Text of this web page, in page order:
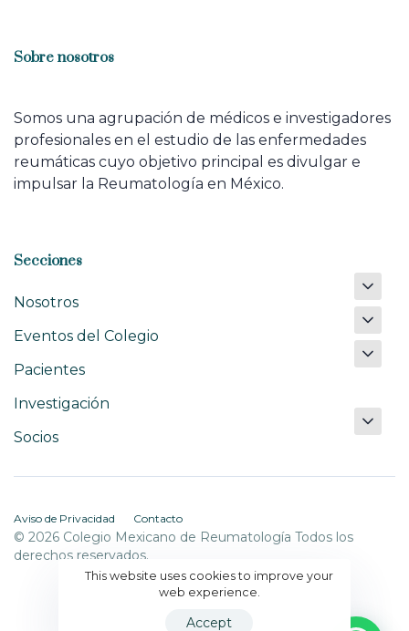
Sobre nosotros
Somos una agrupación de médicos e investigadores
profesionales en el estudio de las enfermedades
reumáticas cuyo objetivo principal es divulgar e
impulsar la Reumatología en México.
Secciones
Nosotros
Eventos del Colegio
Pacientes
Investigación
Socios
Aviso de Privacidad Contacto
© 2026 Colegio Mexicano de Reumatología Todos los
derechos reservados.
This website uses cookies to improve your
web experience.
Accept